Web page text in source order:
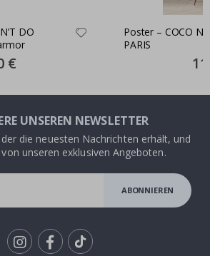
DO
€
Poster – COCO
PARIS
UNSEREN NEWSLETTER
die neuesten Nachrichten erhält, und
unseren exklusiven Angeboten.
ABONNIEREN